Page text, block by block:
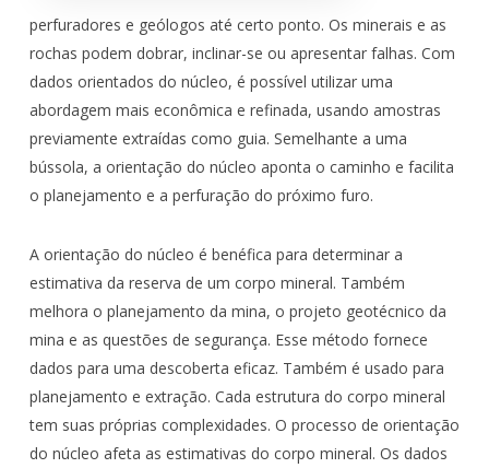
perfuradores e geólogos até certo ponto. Os minerais e as
rochas podem dobrar, inclinar-se ou apresentar falhas. Com
dados orientados do núcleo, é possível utilizar uma
abordagem mais econômica e refinada, usando amostras
previamente extraídas como guia. Semelhante a uma
bússola, a orientação do núcleo aponta o caminho e facilita
o planejamento e a perfuração do próximo furo.
A orientação do núcleo é benéfica para determinar a
estimativa da reserva de um corpo mineral. Também
melhora o planejamento da mina, o projeto geotécnico da
mina e as questões de segurança. Esse método fornece
dados para uma descoberta eficaz. Também é usado para
planejamento e extração. Cada estrutura do corpo mineral
tem suas próprias complexidades. O processo de orientação
do núcleo afeta as estimativas do corpo mineral. Os dados